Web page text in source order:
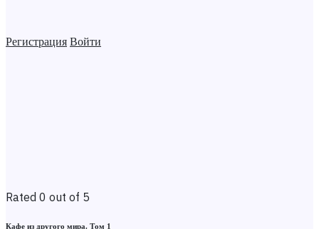
Регистрация Войти
Rated 0 out of 5
Кафе из другого мира. Том 1